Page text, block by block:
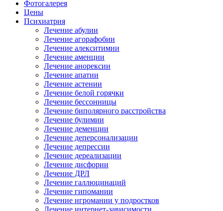
Фотогалерея
Цены
Психиатрия
Лечение абулии
Лечение агорафобии
Лечение алекситимии
Лечение аменции
Лечение анорексии
Лечение апатии
Лечение астении
Лечение белой горячки
Лечение бессонницы
Лечение биполярного расстройства
Лечение булимии
Лечение деменции
Лечение деперсонализации
Лечение депрессии
Лечение дереализации
Лечение дисфории
Лечение ДРЛ
Лечение галлюцинаций
Лечение гипомании
Лечение игромании у подростков
Лечение интернет-зависимости